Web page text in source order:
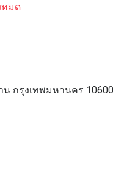
หมด
กรุงเทพมหานคร